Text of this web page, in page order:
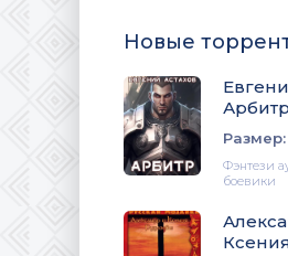
Новые
Размер:
Фэнтези
боевики